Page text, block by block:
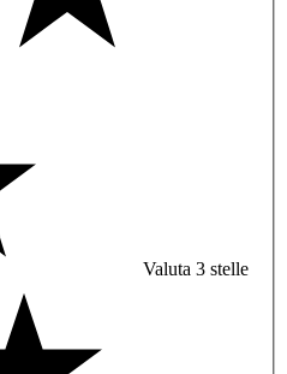
Valuta 3 stelle